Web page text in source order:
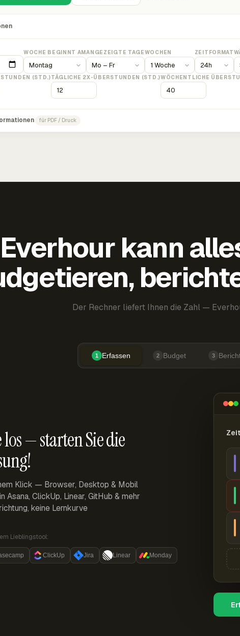
WOCHE BEGINNT AMANGEZEIGTE TAGEWOCHEN ZEITFORMAT
(STD.)TÄGLICHE 2X-ÜBERSTUNDEN (STD.)WÖCHENTLICHE
für PDF / Druck
Everhour kann
Der Rechner liefert Ihnen die Zahl —
1 Erfassen 2 Budget 3
los — starten Sie die
Klick — Browser, Desktop & Mobil
Asana, ClickUp, Linear, GitHub & mehr
keine Lernkurve
Lieblingstool:
ClickUp Jira Linear Monday